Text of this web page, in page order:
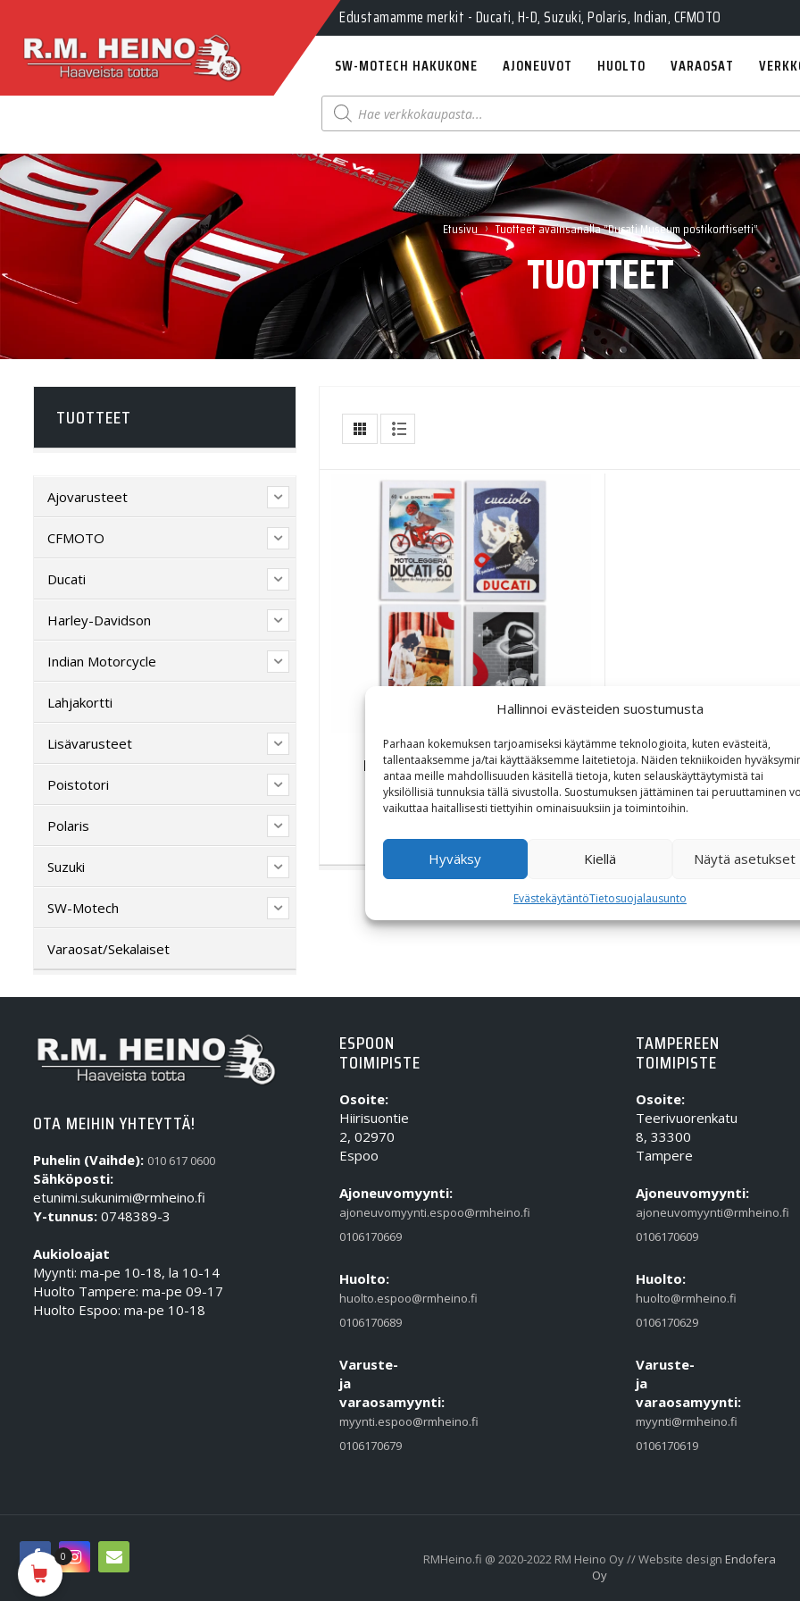
Hallinnoi evästeiden suostumusta
Parhaan kokemuksen tarjoamiseksi käytämme teknologioita, kuten evästeitä,
tallentaaksemme ja/tai käyttääksemme laitetietoja. Näiden tekniikoiden
antaa meille mahdollisuuden käsitellä tietoja, kuten selauskäyttäytymistä tai
yksilöllisiä tunnuksia tällä sivustolla. Suostumuksen jättäminen tai peruuttaminen
vaikuttaa haitallisesti tiettyihin ominaisuuksiin ja toimintoihin.
Hyväksy Kiellä Näytä asetukset
EvästekäytäntöTietosuojalausunto
Edustamamme merkit - Ducati, H-D, Suzuki, Polaris, Indian, CFMOTO
SW-MOTECH HAKUKONE AJONEUVOT HUOLTO VARAOSAT
Products
search
Etusivu › Tuotteet avainsanalla “Ducati Museum postikorttisetti”
TUOTTEET
Ducati Museum postikorttisetti
5,35€
TUOTTEET
Ajovarusteet
CFMOTO
Ducati
Harley-Davidson
Indian Motorcycle
Lahjakortti
Lisävarusteet
Poistotori
Polaris
Suzuki
SW-Motech
Varaosat/Sekalaiset
OTA MEIHIN YHTEYTTÄ!
Puhelin (Vaihde): 010 617 0600
Sähköposti:
etunimi.sukunimi@rmheino.fi
Y-tunnus: 0748389-3
Aukioloajat
Myynti: ma-pe 10-18, la 10-14
Huolto Tampere: ma-pe 09-17
Huolto Espoo: ma-pe 10-18
ESPOON
TOIMIPISTE
Osoite:
Hiirisuontie
2, 02970
Espoo
Ajoneuvomyynti:
ajoneuvomyynti.espoo@rmheino.fi
0106170669
Huolto:
huolto.espoo@rmheino.fi
0106170689
Varuste-
ja
varaosamyynti:
myynti.espoo@rmheino.fi
0106170679
TAMPEREEN
TOIMIPISTE
Osoite:
Teerivuorenkatu
8, 33300
Tampere
Ajoneuvomyynti:
ajoneuvomyynti@rmheino.fi
0106170609
Huolto:
huolto@rmheino.fi
0106170629
Varuste-
ja
varaosamyynti:
myynti@rmheino.fi
0106170619
RMHeino.fi @ 2020-2022 RM Heino Oy // Website design Endofera
Oy
0